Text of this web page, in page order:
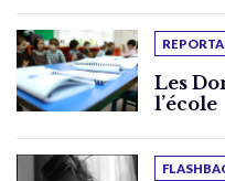
Les
l’école